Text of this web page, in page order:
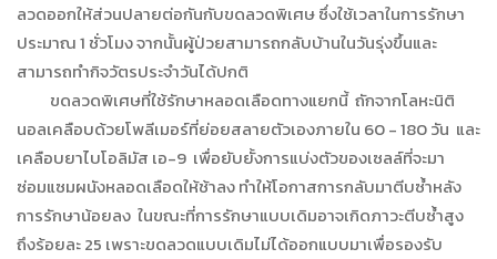
ลวดออกให้ส่วนปลายต่อกันกับขดลวดพิเศษ ซึ่งใช้เวลาในการรักษา
ประมาณ 1 ชั่วโมง จากนั้นผู้ป่วยสามารถกลับบ้านในวันรุ่งขึ้นและ
สามารถทำกิจวัตรประจำวันได้ปกติ
ขดลวดพิเศษที่ใช้รักษาหลอดเลือดทางแยกนี้ ถักจากโลหะนิติ
นอลเคลือบด้วยโพลีเมอร์ที่ย่อยสลายตัวเองภายใน 60 - 180 วัน และ
เคลือบยาไบโอลิมัส เอ-9 เพื่อยับยั้งการแบ่งตัวของเซลล์ที่จะมา
ซ่อมแซมผนังหลอดเลือดให้ช้าลง ทำให้โอกาสการกลับมาตีบซ้ำหลัง
การรักษาน้อยลง ในขณะที่การรักษาแบบเดิมอาจเกิดภาวะตีบซ้ำสูง
ถึงร้อยละ 25 เพราะขดลวดแบบเดิมไม่ได้ออกแบบมาเพื่อรองรับ